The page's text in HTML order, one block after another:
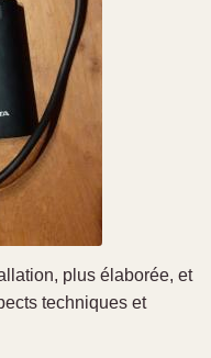
plus élaborée, et
techniques et